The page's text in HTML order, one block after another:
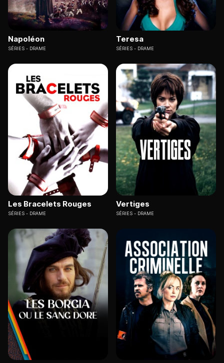
Napoléon
SÉRIES DRAME
Teresa
SÉRIES DRAME
Les Bracelets Rouges
SÉRIES DRAME
Vertiges
SÉRIES DRAME